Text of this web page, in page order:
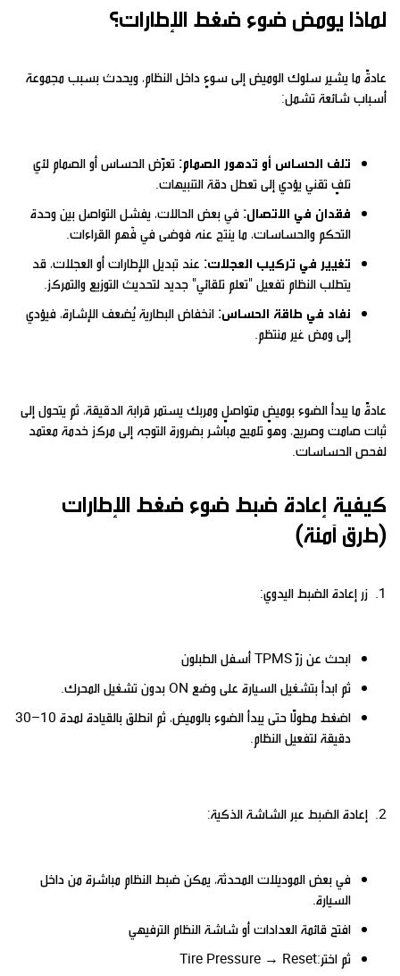
لماذا يومض ضوء ضغط الإطارات؟
عادةً ما يشير سلوك الوميض إلى سوءٍ داخل النظام، ويحدث بسبب مجموعة
أسباب شائعة تشمل:
تلف الحساس أو تدهور الصمام: تعرّض الحساس أو الصمام لأي
تلفٍ تقني يؤدي إلى تعطل دقة التنبيهات.
فقدان في الاتصال: في بعض الحالات، يفشل التواصل بين وحدة
التحكم والحساسات، ما ينتج عنه فوضى في فَهم القراءات.
تغيير في تركيب العجلات: عند تبديل الإطارات أو العجلات، قد
يتطلب النظام تفعيل "تعلم تلقائي" جديد لتحديث التوزيع والتمركز.
نفاد في طاقة الحساس: انخفاض البطارية يُضعف الإشارة، فيؤدي
إلى ومض غير منتظم.
عادةً ما يبدأ الضوء بوميضٍ متواصلٍ ومربك يستمر قرابة الدقيقة، ثم يتحول إلى
ثبات صامت وصريح، وهو تلميح مباشر بضرورة التوجه إلى مركز خدمة معتمد
لفحص الحساسات.
كيفية إعادة ضبط ضوء ضغط الإطارات
(طرق آمنة)
1. زر إعادة الضبط اليدوي:
ابحث عن زرّ TPMS أسفل الطبلون
ثم ابدأ بتشغيل السيارة على وضع ON بدون تشغيل المحرك.
اضغط مطولًا حتى يبدأ الضوء بالوميض، ثم انطلق بالقيادة لمدة 10–30
دقيقة لتفعيل النظام.
2. إعادة الضبط عبر الشاشة الذكية:
في بعض الموديلات المحدثة، يمكن ضبط النظام مباشرة من داخل
السيارة.
افتح قائمة العدادات أو شاشة النظام الترفيهي
ثم اختر:Tire Pressure → Reset